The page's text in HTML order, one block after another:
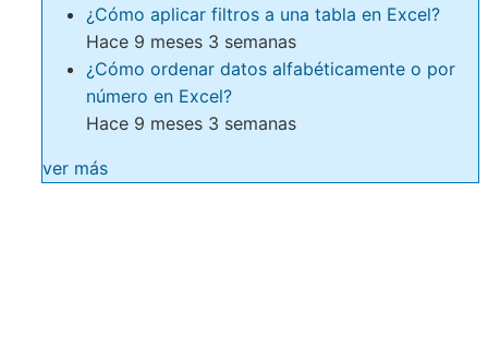
¿Cómo aplicar filtros a una tabla en Excel?
Hace 9 meses 3 semanas
¿Cómo ordenar datos alfabéticamente o por
número en Excel?
Hace 9 meses 3 semanas
ver más